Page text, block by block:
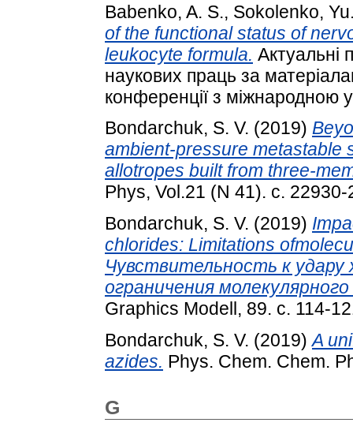
Babenko, A. S., Sokolenko,
of the functional status of
leukocyte formula. Актуальні
наукових праць за
конференції з міжнародною
Bondarchuk, S. V. (2019)
ambient-pressure metastable
allotropes built from three-
Phys, Vol.21 (N 41). с. 22930-
Bondarchuk, S. V. (2019)
chlorides: Limitations
Чувствительность к удару
ограничения
Graphics Modell, 89. с. 114-
Bondarchuk, S. V. (2019)A
azides. Phys. Chem. Chem.
G